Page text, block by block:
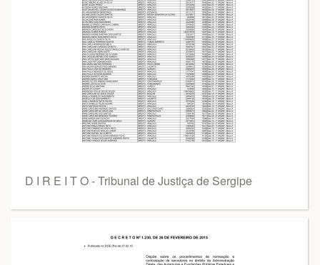
D I R E I T O - Tribunal de Justiça de Sergipe